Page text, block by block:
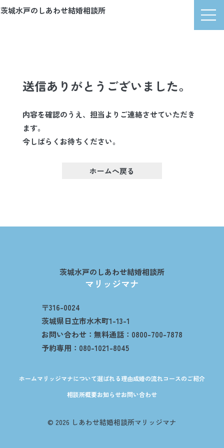
茨城水戸のしあわせ結婚相談所
送信ありがとうございました。
内容を確認のうえ、担当よりご連絡させていただき
ます。
今しばらくお待ちください。
ホームへ戻る
茨城水戸のしあわせ結婚相談所
マリッジマナ
〒316-0024
茨城県日立市水木町1-13-1
お問い合わせ：無料通話：0800-700-7878
予約専用：080-1021-8045
ホームマリッジマナについて選ばれる理由成婚の流れコースのご紹介
相談所概要お知らせお問い合わせ
© 2026 しあわせ結婚相談所マリッジマナ